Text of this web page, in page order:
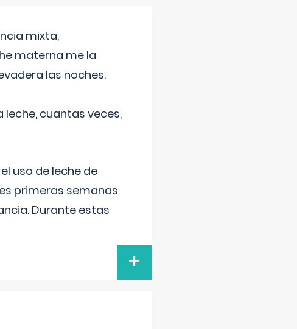
mixta,
materna me la
las noches.
cuantas veces,
uso de leche de
primeras semanas
Durante estas
+